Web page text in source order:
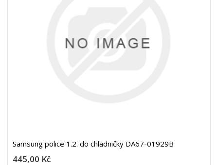
Samsung police 1.2. do chladničky DA67-01929B
445,00 Kč